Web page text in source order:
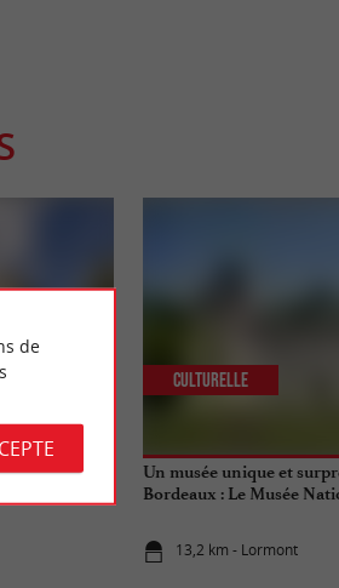
3* de
Un musée unique et
Bordeaux : Le Musée
13,2 km - Lormont
Culturelle
de